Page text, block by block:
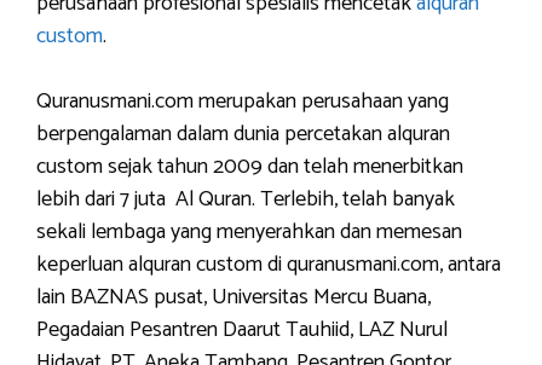
custom.
Quranusmani.com merupakan perusahaan yang
berpengalaman dalam dunia percetakan alquran
custom sejak tahun 2009 dan telah menerbitkan
lebih dari 7 juta Al Quran. Terlebih, telah banyak
sekali lembaga yang menyerahkan dan memesan
keperluan alquran custom di quranusmani.com, antara
lain BAZNAS pusat, Universitas Mercu Buana,
Pegadaian Pesantren Daarut Tauhiid, LAZ Nurul